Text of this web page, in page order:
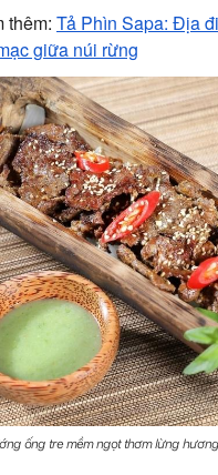
thêm: Tả Phìn Sapa: Địa
giữa núi rừng
ống tre mềm ngọt thơm lừng